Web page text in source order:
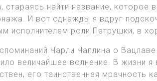
стараясь найти название,
И вот однажды я вдруг
исполнителем роли Петрушки, в
Чарли Чаплина о
величайшее волнение. В жизни
его таинственная